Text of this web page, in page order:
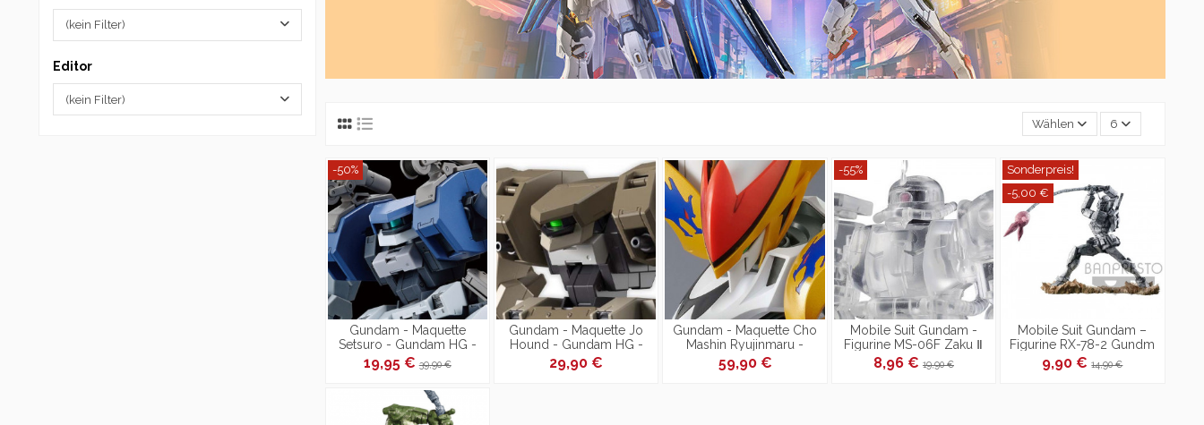
Wählen 6
-50%
Gundam - Maquette
Setsuro - Gundam HG -
1/144 Model Kit
19,95 €39,90 €
Gundam - Maquette Jo
Hound - Gundam HG -
1/72 Model Kit
29,90 €
Gundam - Maquette Cho
Mashin Ryujinmaru -
Gundam HG - Model Kit
59,90 €
-55%
Mobile Suit Gundam -
Figurine MS-06F Zaku Ⅱ
Ver.B
8,96 € 19,90 €
Sonderpreis!
-5,00 €
Mobile Suit Gundam –
Figurine RX-78-2 Gundm
Goukai Ver.B
9,90 €14,90 €
(kein Filter)
Editor
(kein Filter)